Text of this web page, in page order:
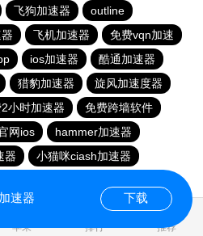
飞狗加速器
outline
飞机加速器
免费vqn加速
ios加速器
酷通加速器
猎豹加速器
旋风加速度器
小时加速器
免费跨墙软件
网ios
hammer加速器
器
小猫咪ciash加速器
苹果 排行 推荐
速器 下载
1.282085s